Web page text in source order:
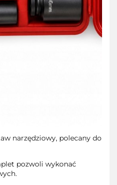
narzędziowy, polecany do
pozwoli wykonać